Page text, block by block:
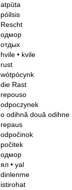
atpūta
póilsis
Rescht
одмор
отдых
hvile• kvile
rust
wótpócynk
die Rast
repouso
odpoczynek
o odihnădouă odihne
repaus
odpočinok
počitek
одмор
ял• yal
dinlenme
istirohat